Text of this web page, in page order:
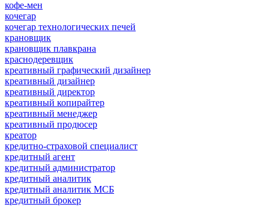
кофе-мен
кочегар
кочегар технологических печей
крановщик
крановщик плавкрана
краснодеревщик
креативный графический дизайнер
креативный дизайнер
креативный директор
креативный копирайтер
креативный менеджер
креативный продюсер
креатор
кредитно-страховой специалист
кредитный агент
кредитный администратор
кредитный аналитик
кредитный аналитик МСБ
кредитный брокер